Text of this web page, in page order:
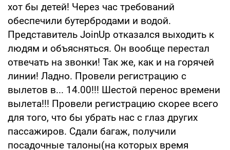
хот бы детей! Через час требований
обеспечили бутербродами и водой.
Представитель JoinUp отказался выходить к
людям и объясняться. Он вообще перестал
отвечать на звонки! Так же, как и на горячей
линии! Ладно. Провели регистрацию с
вылетов в... 14.00!!! Шестой перенос времени
вылета!!! Провели регистрацию скорее всего
для того, что бы убрать нас с глаз других
пассажиров. Сдали багаж, получили
посадочные талоны(на которых время